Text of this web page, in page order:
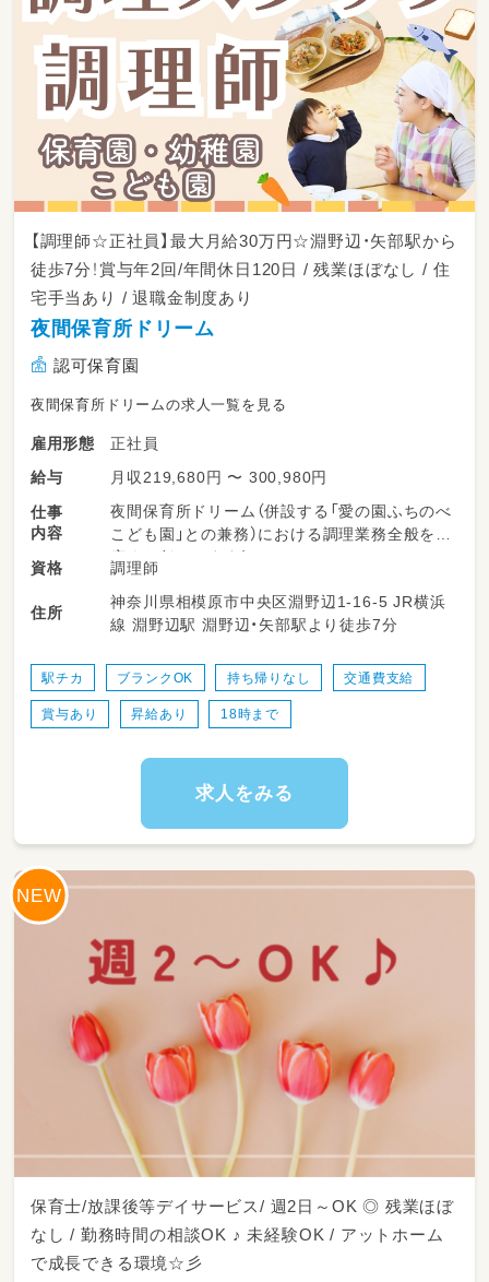
【調理師☆正社員】最大月給30万円☆淵野辺・矢部駅から
徒歩7分！賞与年2回/年間休日120日 / 残業ほぼなし / 住
宅手当あり / 退職金制度あり
夜間保育所ドリーム
認可保育園
夜間保育所ドリームの求人一覧を見る
雇用形態
正社員
給与
月収219,680円 〜 300,980円
仕事
内容
夜間保育所ドリーム（併設する「愛の園ふちのべ
こども園」との兼務）における調理業務全般を幅
広くお任せします！
・園児および職員向けの給食・おやつの調理作業
（約400食をチームで協力して作ります）
ト・皮むきなど）や盛り付け・配膳準備
・アレルギーを持つお子さまへの除去食・代替食
の誤配防止に配慮した丁寧な調理
洗浄、消毒作業
・厨房内や休憩室の清掃、衛生管理の徹底
・季節の行事や保育園イベント（お楽しみ会や食
に確認できる安心の環境です！
資格 調理師
住所
神奈川県相模原市中央区淵野辺1-16-5 JR横浜
線 淵野辺駅 淵野辺・矢部駅より徒歩7分
駅チカ ブランクOK 持ち帰りなし 交通費支給
賞与あり 昇給あり 18時まで
求人をみる
保育士/放課後等デイサービス/ 週2日～OK ◎ 残業ほぼ
なし / 勤務時間の相談OK ♪ 未経験OK / アットホーム
で成長できる環境☆彡